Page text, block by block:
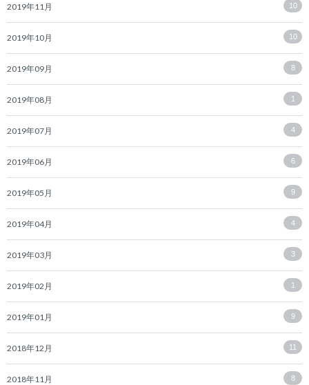
2019年11月 10
2019年10月 10
2019年09月 8
2019年08月 1
2019年07月 4
2019年06月 6
2019年05月 9
2019年04月 4
2019年03月 3
2019年02月 1
2019年01月 9
2018年12月 11
2018年11月 8